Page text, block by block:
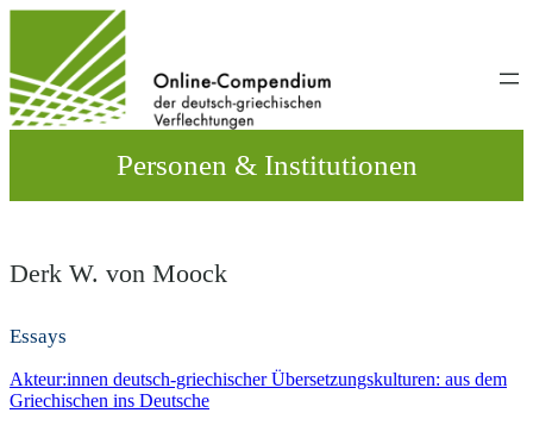
wechseln
Personen & Institutionen
Derk W. von Moock
Essays
Akteur:innen deutsch-griechischer Übersetzungskulturen: aus dem
Griechischen ins Deutsche